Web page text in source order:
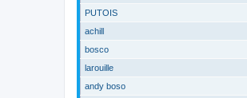
PUTOIS
achill
bosco
larouille
andy boso